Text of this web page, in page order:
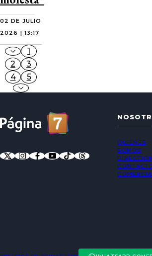
02 DE JULIO
2026 | 13:17
1
2
3
4
5
QUIÉNES
SOMOS